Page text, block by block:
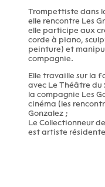
Trompettiste dans
elle rencontre Les
elle participe aux
corde à piano,
peinture) et
compagnie.
Elle travaille sur la
avec Le Théâtre du
la compagnie Les
cinéma (les
Gonzalez ;
Le Collectionneur
est artiste